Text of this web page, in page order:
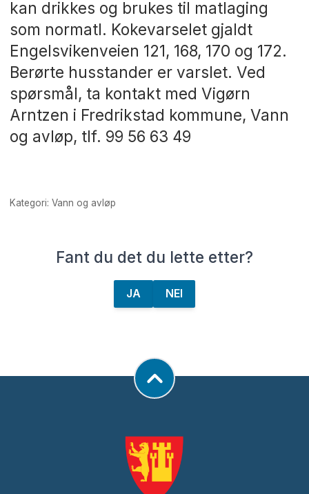
kan drikkes og brukes til matlaging
som normatl. Kokevarselet gjaldt
Engelsvikenveien 121, 168, 170 og 172.
Berørte husstander er varslet. Ved
spørsmål, ta kontakt med Vigørn
Arntzen i Fredrikstad kommune, Vann
og avløp, tlf. 99 56 63 49
Kategori: Vann og avløp
Fant du det du lette etter?
JA NEI